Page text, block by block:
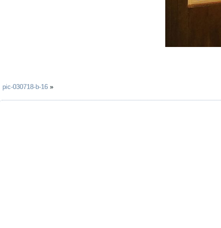
pic-030718-b-16 »